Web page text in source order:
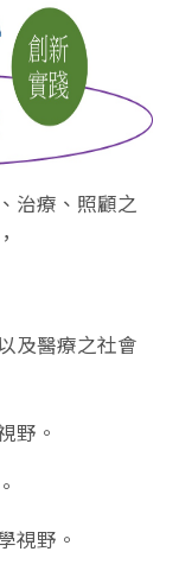
治療、照顧之
及醫療之社會
野。
視野。